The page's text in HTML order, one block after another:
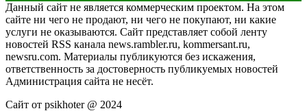
Данный сайт не является коммерческим проектом. На этом
сайте ни чего не продают, ни чего не покупают, ни какие
услуги не оказываются. Сайт представляет собой ленту
новостей RSS канала news.rambler.ru, kommersant.ru,
newsru.com. Материалы публикуются без искажения,
ответственность за достоверность публикуемых новостей
Администрация сайта не несёт.
Сайт от psikhoter @ 2024